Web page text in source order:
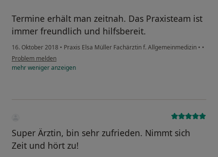
Termine erhält man zeitnah. Das Praxisteam ist
immer freundlich und hilfsbereit.
16. Oktober 2018 • Praxis Elsa Müller Fachärztin f. Allgemeinmedizin • •
Problem melden
mehrwenigeranzeigen
Super Ärztin, bin sehr zufrieden. Nimmt sich
Zeit und hört zu!